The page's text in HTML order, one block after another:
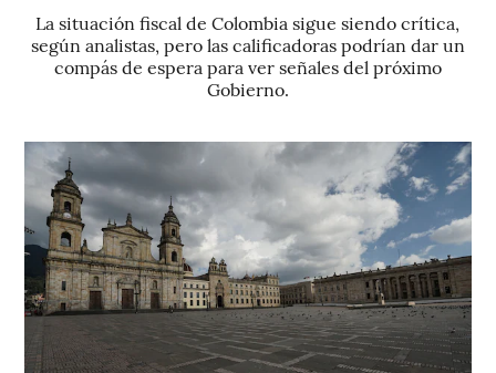
La situación fiscal de Colombia sigue siendo crítica,
según analistas, pero las calificadoras podrían dar un
compás de espera para ver señales del próximo
Gobierno.